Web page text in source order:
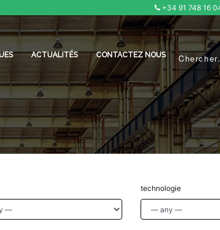
+34 91 748 16
ACTUALITÉS CONTACTEZ NOUS
technologie